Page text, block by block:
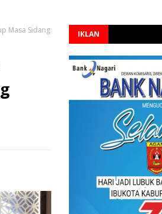
Masa Sidang
IKLAN